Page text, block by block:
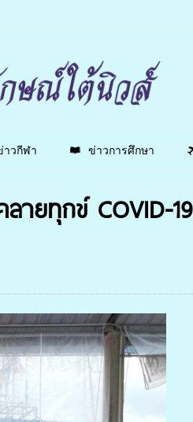
าวกีฬา ข่าวการศึกษา
ายทุกข์ COVID-19